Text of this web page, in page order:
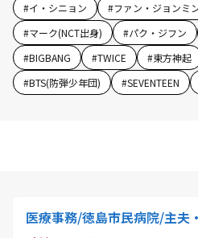
#イ・シニョン #ファン・ジョンミ
#マーク(NCT出身) #パク・ジフン
#BIGBANG #TWICE #東方神起
#BTS(防弾少年団) #SEVENTEEN
医療事務/徳島市民病院/主夫